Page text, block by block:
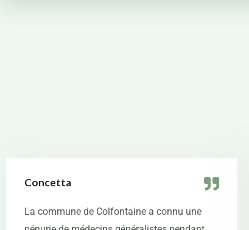
Concetta
La commune de Colfontaine a connu une